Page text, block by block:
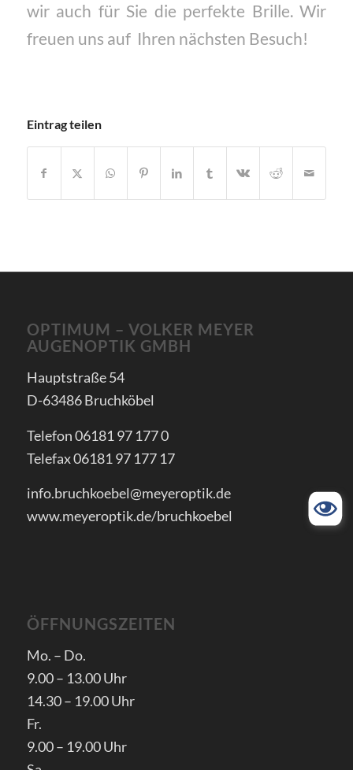
wir auch für Sie die perfekte Brille. Wir
freuen uns auf Ihren nächsten Besuch!
Eintrag teilen
OPTIMUM – VOLKER MEYER
AUGENOPTIK GMBH
Hauptstraße 54
D-63486 Bruchköbel
Telefon 06181 97 177 0
Telefax 06181 97 177 17
info.bruchkoebel@meyeroptik.de
www.meyeroptik.de/bruchkoebel
ÖFFNUNGSZEITEN
Mo. – Do.
9.00 – 13.00 Uhr
14.30 – 19.00 Uhr
Fr.
9.00 – 19.00 Uhr